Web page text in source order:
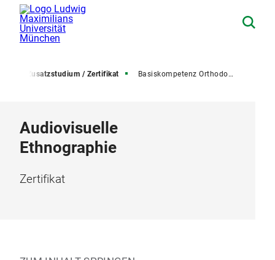
Zusatzstudium / Zertifikat Basiskompetenz Orthodoxe Religionslehre
Audiovisuelle
Ethnographie
Zertifikat